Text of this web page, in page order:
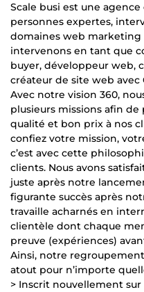
Scale busi est une
personnes expertes,
domaines web marketing
intervenons en tant que
buyer, développeur web,
créateur de site web avec
Avec notre vision 360,
plusieurs missions afin
qualité et bon prix à nos
confiez votre mission,
c’est avec cette
clients. Nous avons
juste après notre
figurante succès après
travaille acharnés en
clientèle dont chaque
preuve (expériences)
Ainsi, notre
atout pour n’importe
> Inscrit nouvellement